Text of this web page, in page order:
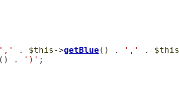
',' . $this ->getBlue () . ',' . $this
() . ')' ;